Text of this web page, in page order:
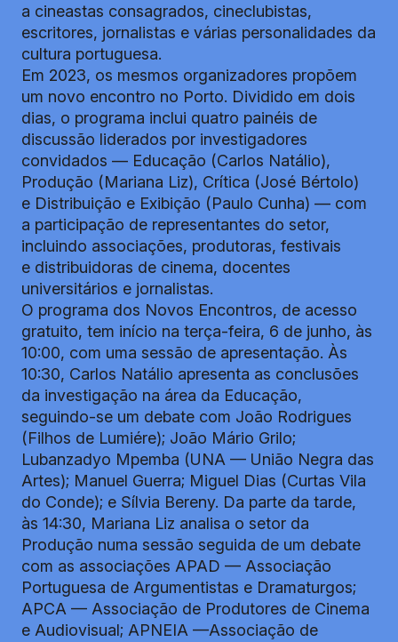
a cineastas consagrados, cineclubistas,
escritores, jornalistas e várias personalidades da
cultura portuguesa.
Em 2023, os mesmos organizadores propõem
um novo encontro no Porto. Dividido em dois
dias, o programa inclui quatro painéis de
discussão liderados por investigadores
convidados — Educação (Carlos Natálio),
Produção (Mariana Liz), Crítica (José Bértolo)
e Distribuição e Exibição (Paulo Cunha) — com
a participação de representantes do setor,
incluindo associações, produtoras, festivais
e distribuidoras de cinema, docentes
universitários e jornalistas.
O programa dos Novos Encontros, de acesso
gratuito, tem início na terça-feira, 6 de junho, às
10:00, com uma sessão de apresentação. Às
10:30, Carlos Natálio apresenta as conclusões
da investigação na área da Educação,
seguindo-se um debate com João Rodrigues
(Filhos de Lumiére); João Mário Grilo;
Lubanzadyo Mpemba (UNA — União Negra das
Artes); Manuel Guerra; Miguel Dias (Curtas Vila
do Conde); e Sílvia Bereny. Da parte da tarde,
às 14:30, Mariana Liz analisa o setor da
Produção numa sessão seguida de um debate
com as associações APAD — Associação
Portuguesa de Argumentistas e Dramaturgos;
APCA — Associação de Produtores de Cinema
e Audiovisual; APNEIA —Associação de